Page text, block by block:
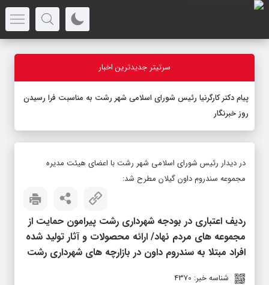
سرتیتر جدیدترین اخبار
پیام دکتر کارگرنیا رئیس شورای اسلامی شهر رشت به مناسبت فرا رسیدن
روز خبرنگار
در دیدار رئیس شورای اسلامی شهر رشت با اعضای هیئت مدیره
مجموعه سندروم داون گیلان مطرح شد:
ردیف اعتباری در بودجه شهرداری رشت پیرامون حمایت از
مجموعه های مردم نهاد/ ارائه محصولات و آثار تولید شده
افراد مبتلا به سندروم داون در بازارچه های شهرداری رشت
شناسه خبر: 4370